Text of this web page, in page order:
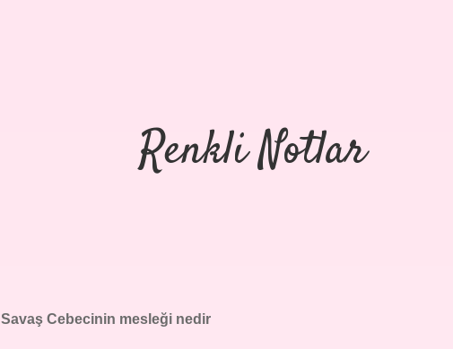
Renkli Notlar
Savaş Cebecinin mesleği nedir